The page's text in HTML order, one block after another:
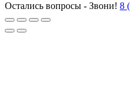
Остались вопросы - Звони! 8